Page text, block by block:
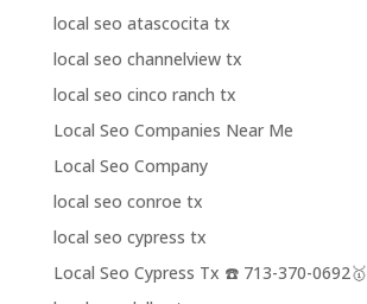
local seo atascocita tx
local seo channelview tx
local seo cinco ranch tx
Local Seo Companies Near Me
Local Seo Company
local seo conroe tx
local seo cypress tx
Local Seo Cypress Tx ☎️ 713-370-0692🥇